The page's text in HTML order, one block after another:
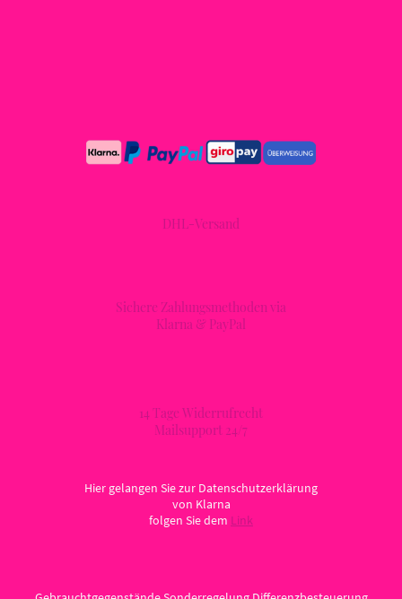
DHL-Versand
Sichere Zahlungsmethoden via
Klarna & PayPal
14 Tage Widerrufrecht
Mailsupport 24/7
Hier gelangen Sie zur Datenschutzerklärung
von Klarna
folgen Sie dem Link